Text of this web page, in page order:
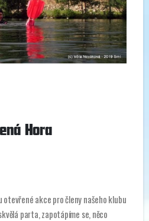
Hora
akce pro členy našeho klubu
parta, zapotápíme se, něco